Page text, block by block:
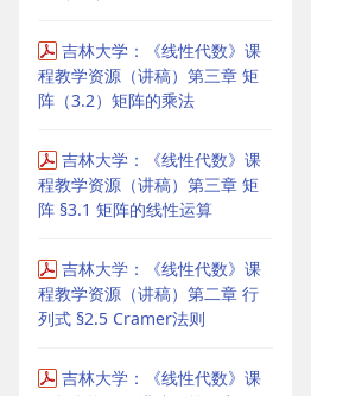
吉林大学：《线性代数》课
程教学资源（讲稿）第三章 矩
阵（3.2）矩阵的乘法
吉林大学：《线性代数》课
程教学资源（讲稿）第三章 矩
阵 §3.1 矩阵的线性运算
吉林大学：《线性代数》课
程教学资源（讲稿）第二章 行
列式 §2.5 Cramer法则
吉林大学：《线性代数》课